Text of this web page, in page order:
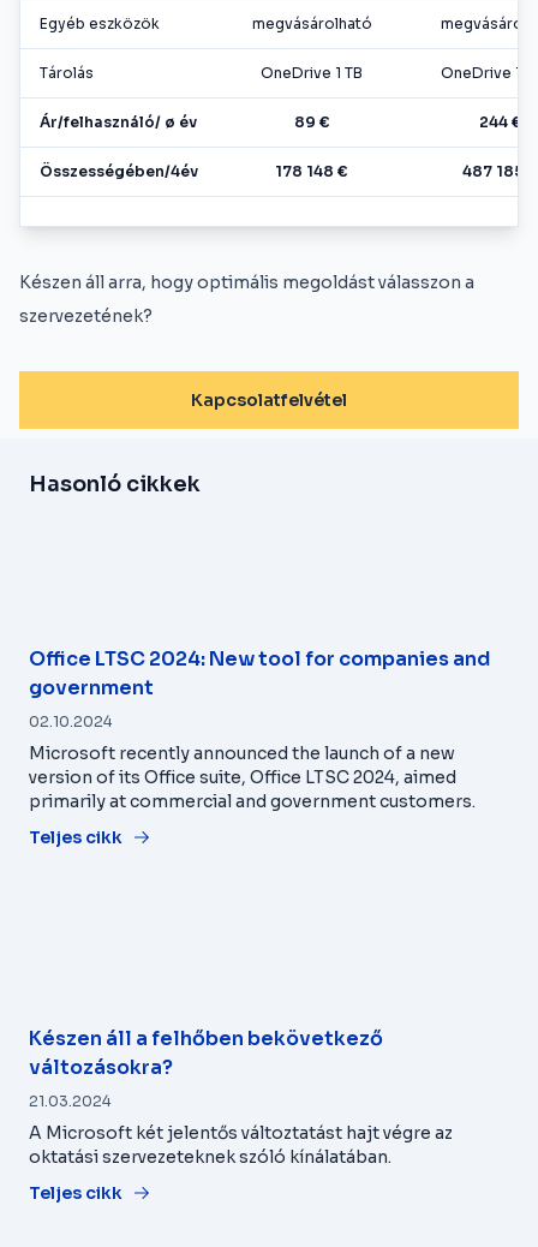
Egyéb eszközök megvásárolható
Tárolás OneDrive 1 TB OneDrive 1-5
Ár/felhasználó/ ø év 89 € 244 €
Összességében/4év 178 148 € 487 185 €
Készen áll arra, hogy optimális megoldást válasszon a
szervezetének?
Kapcsolatfelvétel
Hasonló cikkek
Office LTSC 2024: New tool for companies and
government
02.10.2024
Microsoft recently announced the launch of a new
version of its Office suite, Office LTSC 2024, aimed
primarily at commercial and government customers.
Teljes cikk
Készen áll a felhőben bekövetkező
változásokra?
21.03.2024
A Microsoft két jelentős változtatást hajt végre az
oktatási szervezeteknek szóló kínálatában.
Teljes cikk